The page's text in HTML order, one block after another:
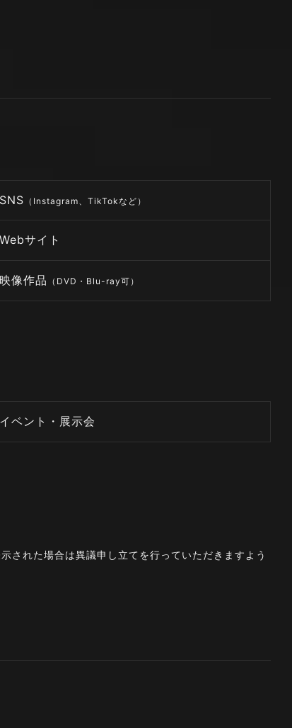
SNS （Instagram、TikTokなど）
Webサイト
映像作品 （DVD・Blu-ray可）
イベント・展示会
された場合は異議申し立てを行っていただきますよう